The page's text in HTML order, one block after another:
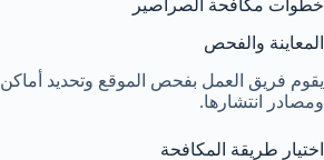
خطوات مكافحة الصراصير
المعاينة والفحص
يقوم فريق العمل بفحص الموقع وتحديد أماكن
ومصادر انتشارها.
اختيار طريقة المكافحة